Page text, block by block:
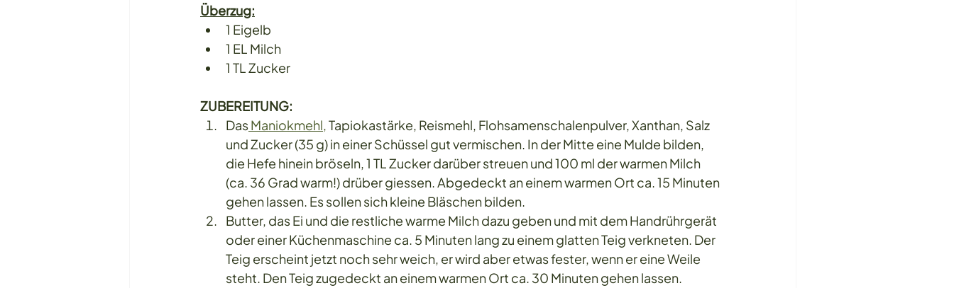
Überzug:
1 Eigelb
1 EL Milch
1 TL Zucker
ZUBEREITUNG:
Das Maniokmehl, Tapiokastärke, Reismehl, Flohsamenschalenpulver, Xanthan, Salz
und Zucker (35 g) in einer Schüssel gut vermischen. In der Mitte eine Mulde bilden,
die Hefe hinein bröseln, 1 TL Zucker darüber streuen und 100 ml der warmen Milch
(ca. 36 Grad warm!) drüber giessen. Abgedeckt an einem warmen Ort ca. 15 Minuten
gehen lassen. Es sollen sich kleine Bläschen bilden.
Butter, das Ei und die restliche warme Milch dazu geben und mit dem Handrührgerät
oder einer Küchenmaschine ca. 5 Minuten lang zu einem glatten Teig verkneten. Der
Teig erscheint jetzt noch sehr weich, er wird aber etwas fester, wenn er eine Weile
steht. Den Teig zugedeckt an einem warmen Ort ca. 30 Minuten gehen lassen.